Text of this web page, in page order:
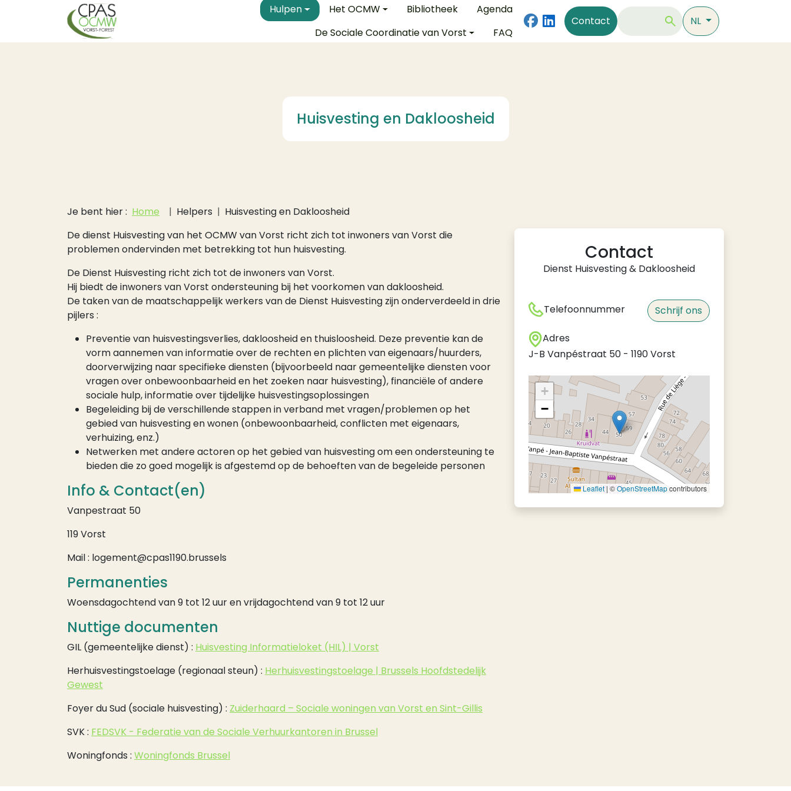
Overslaan en naar de inhoud gaanHoofdnavigatie Hulpen Het OCMW Bibliotheek
Agenda
De Sociale Coordinatie van Vorst
FAQ
Contact
Contact Zoeken NL
Huisvesting en Dakloosheid
Kruimelpad
Je bent hier : Home Helpers
Huisvesting en Dakloosheid
De dienst Huisvesting van het OCMW van Vorst richt zich tot inwoners van Vorst die
problemen ondervinden met betrekking tot hun huisvesting.
De Dienst Huisvesting richt zich tot de inwoners van Vorst.
Hij biedt de inwoners van Vorst ondersteuning bij het voorkomen van dakloosheid.
De taken van de maatschappelijk werkers van de Dienst Huisvesting zijn onderverdeeld in drie
pijlers :
Preventie van huisvestingsverlies, dakloosheid en thuisloosheid. Deze preventie kan de
vorm aannemen van informatie over de rechten en plichten van eigenaars/huurders,
doorverwijzing naar specifieke diensten (bijvoorbeeld naar gemeentelijke diensten voor
vragen over onbewoonbaarheid en het zoeken naar huisvesting), financiële of andere
sociale hulp, informatie over tijdelijke huisvestingsoplossingen
Begeleiding bij de verschillende stappen in verband met vragen/problemen op het
gebied van huisvesting en wonen (onbewoonbaarheid, conflicten met eigenaars,
verhuizing, enz.)
Netwerken met andere actoren op het gebied van huisvesting om een ondersteuning te
bieden die zo goed mogelijk is afgestemd op de behoeften van de begeleide personen
Info & Contact(en)
Vanpestraat 50
119 Vorst
Mail : logement@cpas1190.brussels
Permanenties
Woensdagochtend van 9 tot 12 uur en vrijdagochtend van 9 tot 12 uur
Nuttige documenten
GIL (gemeentelijke dienst) : Huisvesting Informatieloket (HIL) | Vorst
Herhuisvestingstoelage (regionaal steun) : Herhuisvestingstoelage | Brussels Hoofdstedelijk
Gewest
Foyer du Sud (sociale huisvesting) : Zuiderhaard – Sociale woningen van Vorst en Sint-Gillis
SVK : FEDSVK - Federatie van de Sociale Verhuurkantoren in Brussel
Woningfonds : Woningfonds Brussel
Contact
Dienst Huisvesting & Dakloosheid
Telefoonnummer Schrijf ons
Adres
J-B Vanpéstraat 50 - 1190Vorst
+
−
Leaflet |©OpenStreetMapcontributors